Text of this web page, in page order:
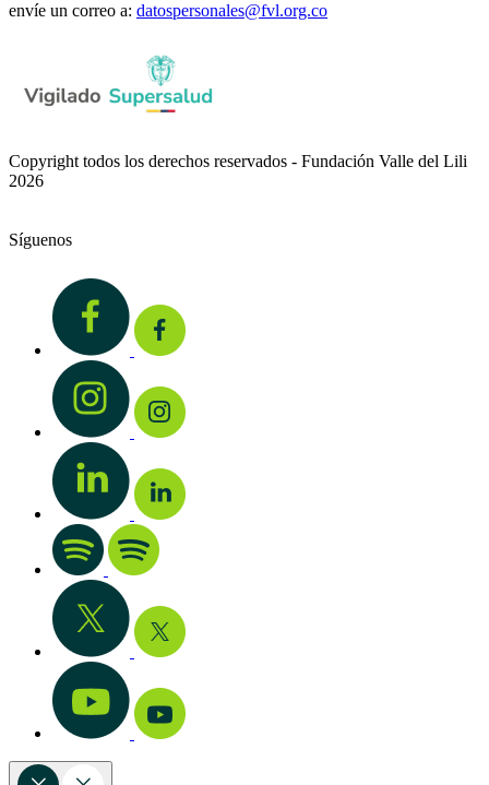
envíe un correo a: datospersonales@fvl.org.co
Copyright todos los derechos reservados - Fundación Valle del Lili
2026
Síguenos